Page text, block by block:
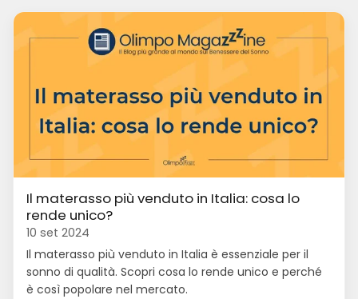
Il materasso più venduto in Italia: cosa lo
rende unico?
10 set 2024
Il materasso più venduto in Italia è essenziale per il
sonno di qualità. Scopri cosa lo rende unico e perché
è così popolare nel mercato.